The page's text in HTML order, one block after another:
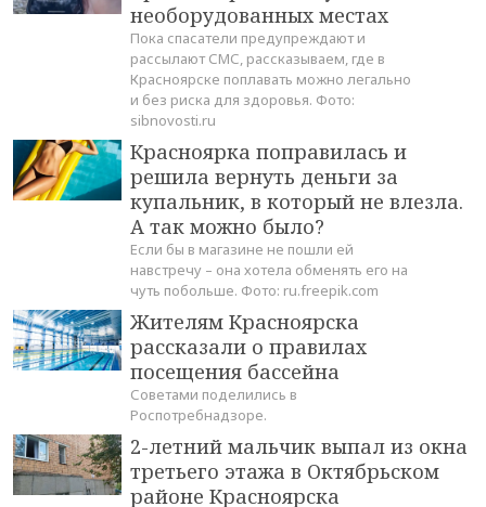
необорудованных местах
Пока спасатели предупреждают и
рассылают СМС, рассказываем, где в
Красноярске поплавать можно легально
и без риска для здоровья. Фото:
sibnovosti.ru
Красноярка поправилась и
решила вернуть деньги за
купальник, в который не влезла.
А так можно было?
Если бы в магазине не пошли ей
навстречу – она хотела обменять его на
чуть побольше. Фото: ru.freepik.com
Жителям Красноярска
рассказали о правилах
посещения бассейна
Советами поделились в
Роспотребнадзоре.
2-летний мальчик выпал из окна
третьего этажа в Октябрьском
районе Красноярска